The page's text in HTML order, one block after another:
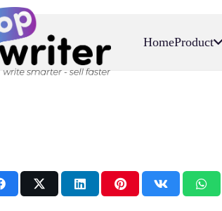
HomeProduct